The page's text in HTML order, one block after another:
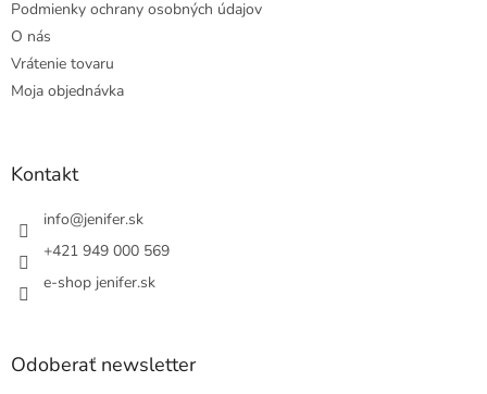
Podmienky ochrany osobných údajov
O nás
Vrátenie tovaru
Moja objednávka
Kontakt
info@jenifer.sk
+421 949 000 569
e-shop jenifer.sk
Odoberať newsletter